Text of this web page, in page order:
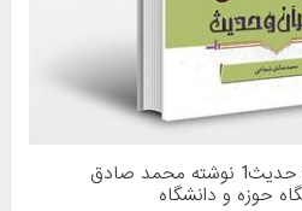
کتاب روانشناسی در قرآن و حدیث1 نوشته محمد صادق
حوزه و دانشگاه